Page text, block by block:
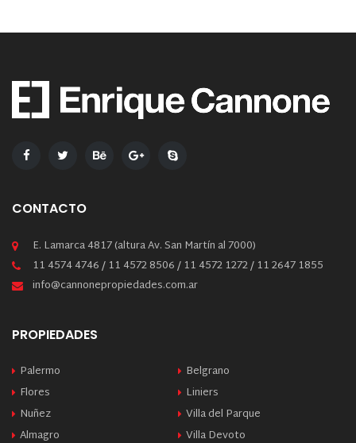
CONTACTO
E. Lamarca 4817 (altura Av. San Martín al 7000)
11 4574 4746 / 11 4572 8506 / 11 4572 1272 / 11 2647 1855
info@cannonepropiedades.com.ar
PROPIEDADES
Palermo
Belgrano
Flores
Liniers
Nuñez
Villa del Parque
Almagro
Villa Devoto